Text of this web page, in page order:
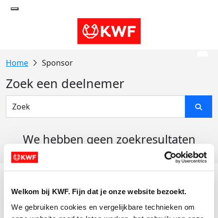
Welkom bij KWF. Fijn dat je onze website bezoekt.
We gebruiken cookies en vergelijkbare technieken om
Sponsor
Zoek een deelnemer
We hebben geen zoekresultaten
Actiematerialen
Evenementen